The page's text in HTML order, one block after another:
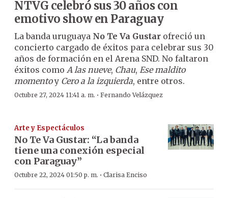
NTVG celebró sus 30 años con
emotivo show en Paraguay
La banda uruguaya No Te Va Gustar ofreció un
concierto cargado de éxitos para celebrar sus 30
años de formación en el Arena SND. No faltaron
éxitos como A las nueve, Chau, Ese maldito
momentoy Cero a la izquierda, entre otros.
Octubre 27, 2024 11:41 a. m. · Fernando Velázquez
Arte y Espectáculos
No Te Va Gustar: “La banda
tiene una conexión especial
con Paraguay”
Octubre 22, 2024 01:50 p. m. · Clarisa Enciso